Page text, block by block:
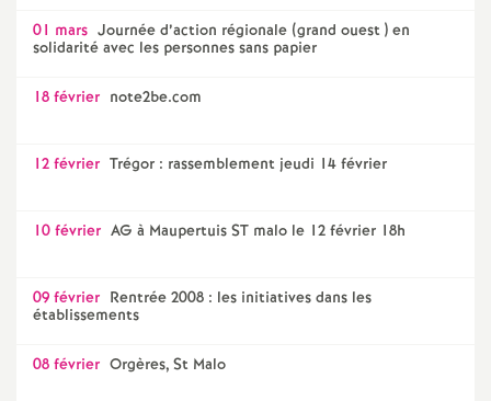
01 mars Journée d’action régionale (grand ouest ) en
solidarité avec les personnes sans papier
18 février note2be.com
12 février Trégor : rassemblement jeudi 14 février
10 février AG à Maupertuis ST malo le 12 février 18h
09 février Rentrée 2008 : les initiatives dans les
établissements
08 février Orgères, St Malo